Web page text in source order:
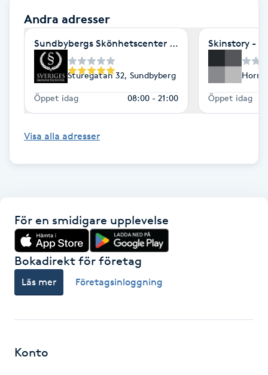
Hårborttagning
Hårbottenbehandling
Hårförlängning
Hälsa
Idrottsmassage
IPL
Andra adresser
Sundbybergs Skönhetscenter - Frisör
Sturegatan 32, Sundbyberg
Öppet idag 08:00 - 21:00
Skinstory -
Öppet idag
Visa alla adresser
För en smidigare upplevelse
Bokadirekt för företag
Läs mer Företagsinloggning
Konto